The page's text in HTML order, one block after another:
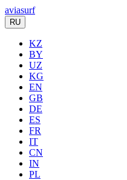
aviasurf
RU
KZ
BY
UZ
KG
EN
GB
DE
ES
FR
IT
CN
IN
PL